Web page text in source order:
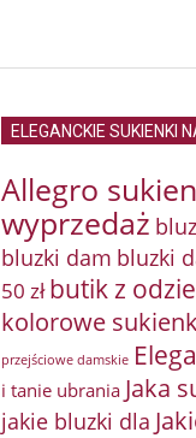
ELEGANCKIE SUKIENKI
Allegro
wyprzedaż
bluzki dam bluzki
50 zł butik z
kolorowe
przejściowe damskie
i tanie ubrania Jaka
jakie bluzki dla